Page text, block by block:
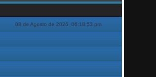
08 de Agosto de 2026, 06:18:53 pm